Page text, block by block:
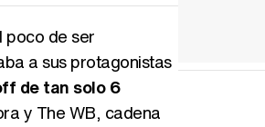
poco de ser
a sus protagonistas
de tan solo 6
y The WB, cadena